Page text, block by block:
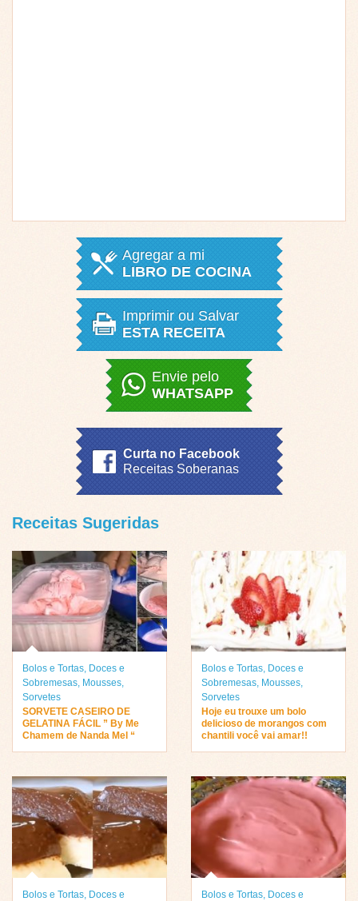
Agregar a mi
LIBRO DE COCINA
Imprimir ou Salvar
ESTA RECEITA
Envie pelo
WHATSAPP
Curta no Facebook
Receitas Soberanas
Receitas Sugeridas
Bolos e Tortas, Doces e
Sobremesas, Mousses,
Sorvetes
SORVETE CASEIRO DE
GELATINA FÁCIL ” By Me
Chamem de Nanda Mel “
Bolos e Tortas, Doces e
Sobremesas, Mousses,
Sorvetes
Hoje eu trouxe um bolo
delicioso de morangos com
chantili você vai amar!!
Bolos e Tortas, Doces e
Bolos e Tortas, Doces e